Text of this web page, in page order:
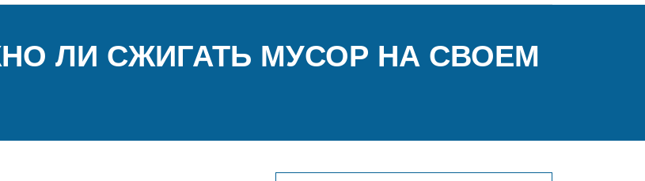
ЛИ СЖИГАТЬ МУСОР НА СВОЕМ